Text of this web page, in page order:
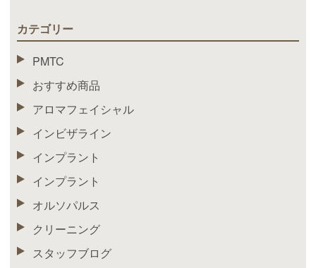
カテゴリー
PMTC
おすすめ商品
アロマフェイシャル
インビザライン
インプラント
インプラント
オルソパルス
クリーニング
スタッフブログ